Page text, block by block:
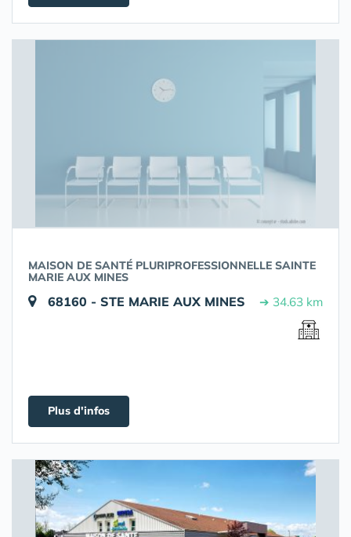
MAISON DE SANTÉ PLURIPROFESSIONNELLE SAINTE
MARIE AUX MINES
68160 - STE MARIE AUX MINES ➔ 34.63 km
Plus d'infos